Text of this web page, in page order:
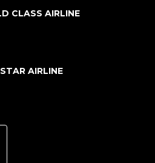
CLASS AIRLINE
AIRLINE